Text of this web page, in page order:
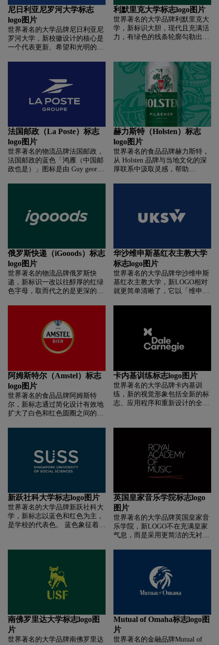
的插画家 Gerry Barney 是 1968
年版本的设计师。 再看后三部，
1968版其实还是比较不错的，去
掉了之前的繁琐，但依然保留了
竖琴丰富的形象，达到了两者的
尼日利亚尼罗河大学标志
logo图片
世界著名的大学品牌尼日利亚尼
罗河大学，新校徽设计的核心是
一个代表更新、希望和光明的
和绿色将作为学校的主要识别色
彩。蓝色代表了「知识的海
洋」，而绿色则象征着广受赞誉
的非洲植被。校长 Osman Nuri
所不断努力将自己定位为创新高
等教育机构，可以为学生提供 21
世纪就业能力和创业技能的大
学，新校徽将在以下方面发挥关
键作用。其一，进一步提升了学
校的声誉；其二，帮助学生在充
利默里克大学标志logo图片
世界著名的大学品牌利默里克大
学，新标识大胆，现代且充满活
力，有绿色的线条轮廓勾勒出爱
Shannon) 等元素。 学校表示，
新标志是传统与现代，创新与自
然世界之间的一种平衡。在设计
上借鉴学校令人惊叹的自然环
境，同时又与旨在激发创造力和
协作的现代，大胆的架构保持平
衡。
法国邮政（La Poste）标志
logo图片
世界著名的物流品牌法国邮政，
法国邮政的蓝色「鸿雁（中国邮
政也是）」图标是由 Guy georget
叫做“邮局鸟”。 60多年来，这只
蓝色的“邮鸟”一直伴随着法国邮
象，邮政品牌（金色椭圆背景）
标识将保持不变。为了适应当前
的数字环境（网站图标、标题
等），新“邮政鸟”的造型也进行
了部分调整。比如身体区域的尾
部有曲线，现在身体部分直接变
post”改为蓝色“La post Groupe”，
恢复了La post在集团中的核心品
牌地位。狭义的“Groupe”为集团
品牌带来了更加国际化的维度。
新标识丰富了品牌的拓展性，更
更年轻的品牌调色板反映了法国
邮政是一个多元化的服务型集
团，以人为本，关注客户和每天
为公司工作的人。
赫力斯特（Holsten）标志
logo图片
世界著名的食品品牌赫力斯特，
从 Holsten 品牌与当地文化的深
厚联系中汲取灵感，帮助
战。全新设计的骑士图标细节更
加丰富。盾牌上奇怪的高光渐变
作过程中展示了很多重要的细
节。颜色方面，新图标在酒厂大
楼顶部加入了骑士雕像的氧化铜
绿，渲染出浓厚的历史气息。设
计师还利用 Holsten 历史档案中
使用的字体和标签以及汉堡丰富
斜角处理，使整个字体看起来更
加有力和清晰。
俄罗斯快递（iGooods）标志
logo图片
世界著名的物流品牌俄罗斯快
递，新标识一改以往醇厚的红绿
色字母，取而代之的是更深的墨
觉上是完全统一的。有意倾斜的
字体设计体现了 igooods 在服务
客户方面的实力和速度。但我不
认为“g”字母很好，因为它似乎
让“g”的上半部分和后面的三个
“O”非常一致。谈及该项目时，
igooods新品牌形象首席设计师
Anton Petrov表示，为了给新形
象找到定位和概念，我们决定从
最醒目的三个字母“O”入手。旧
华沙维申斯基红衣主教大学
标志logo图片
世界著名的大学品牌华沙维申斯
基红衣主教大学，新LOGO相对
就更简单清晰了，它以「维申斯
很多意义，比如外形似打开的一
本书，又似旧徽章中展开翅膀头
顶皇冠的雄鹰。更重要的是，它
就像打开的一束光亮一样，象征
约的精神。
阿姆斯特尔（Amstel）标志
logo图片
世界著名的食品品牌阿姆斯特
尔，新标志通过简化设计有效地
扩大了白色和红色圆圈之间的比
是“m”缩小下笔画后，与“a”字间
距更加协调。
卡内基训练标志logo图片
世界著名的大学品牌卡内基训
练，新的视觉形象包括全新的标
志、应用程序和重新设计的全新
“DC”组成，形似蝴蝶，象征着变
新跃社科大学标志logo图片
世界著名的大学品牌新跃社科大
学，新标志以蓝色和红色为主，
是学校的代表色。 蓝色象征着重
权利； 红色代表决心和热情，接
suss logo中的u是唯一的红色字
母，并入了三个点。 悦达指出，
这三点代表了大学要提供的全面
教育的要素和理念，分别象征着
和 “习惯”（独立和终身学习的习
惯）。
英国皇家音乐学院标志logo
图片
世界著名的大学品牌英国皇家音
乐学院，新LOGO不在充满皇家
气息，而是采用更简洁的无衬线
示强弱法的强弱符号。pp表示极
弱，ff相反则表示极强。总弱到
强的这一过程会用两条不断扩大
的线条表示。负责设计工作的设
「常用的音符已经在音乐视觉领
域成为惯用思路，我们的目的是
为学院创造一个独特，前卫和现
代的全新视觉符号。因此为了让
南佛罗里达大学标志logo图
片
世界著名的大学品牌南佛罗里达
Mutual of Omaha标志logo图
片
世界著名的金融品牌Mutual of